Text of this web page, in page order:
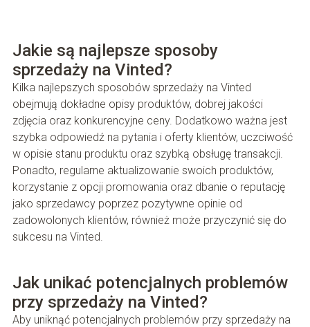
Jakie są najlepsze sposoby
sprzedaży na Vinted?
Kilka najlepszych sposobów sprzedaży na Vinted
obejmują dokładne opisy produktów, dobrej jakości
zdjęcia oraz konkurencyjne ceny. Dodatkowo ważna jest
szybka odpowiedź na pytania i oferty klientów, uczciwość
w opisie stanu produktu oraz szybką obsługę transakcji.
Ponadto, regularne aktualizowanie swoich produktów,
korzystanie z opcji promowania oraz dbanie o reputację
jako sprzedawcy poprzez pozytywne opinie od
zadowolonych klientów, również może przyczynić się do
sukcesu na Vinted.
Jak unikać potencjalnych problemów
przy sprzedaży na Vinted?
Aby uniknąć potencjalnych problemów przy sprzedaży na